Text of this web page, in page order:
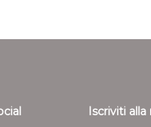
Iscriviti